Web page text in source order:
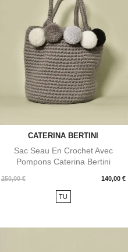
CATERINA BERTINI
Sac Seau En Crochet Avec
Pompons Caterina Bertini
250,00 € 140,00 €
Prix
TU